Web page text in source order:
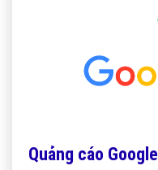
Quảng cáo